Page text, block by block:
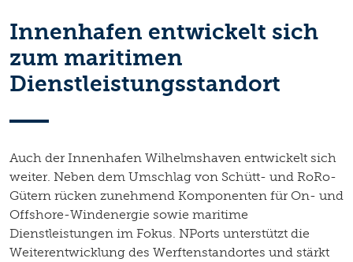
Innenhafen entwickelt sich
zum maritimen
Dienstleistungsstandort
Auch der Innenhafen Wilhelmshaven entwickelt sich
weiter. Neben dem Umschlag von Schütt- und RoRo-
Gütern rücken zunehmend Komponenten für On- und
Offshore-Windenergie sowie maritime
Dienstleistungen im Fokus. NPorts unterstützt die
Weiterentwicklung des Werftenstandortes und stärkt